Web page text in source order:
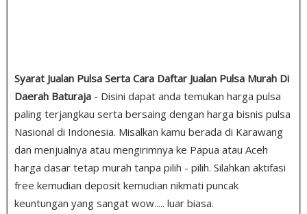
Syarat Jualan Pulsa Serta Cara Daftar Jualan Pulsa Murah Di
Daerah Baturaja - Disini dapat anda temukan harga pulsa
paling terjangkau serta bersaing dengan harga bisnis pulsa
Nasional di Indonesia. Misalkan kamu berada di Karawang
dan menjualnya atau mengirimnya ke Papua atau Aceh
harga dasar tetap murah tanpa pilih - pilih. Silahkan aktifasi
free kemudian deposit kemudian nikmati puncak
keuntungan yang sangat wow..... luar biasa.